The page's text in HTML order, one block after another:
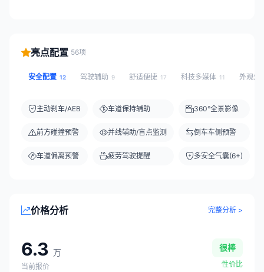
亮点配置 56项
安全配置 12 驾驶辅助 9 舒适便捷 17 科技多媒体 11 外观灯
主动刹车/AEB
前方碰撞预警
车道偏离预警
车道保持辅助
并线辅助/盲点监测
疲劳驾驶提醒
360°全景影像
倒车车侧预警
多安全气囊(6+)
价格分析 完整分析 >
6.3 万
当前报价
很棒
性价比